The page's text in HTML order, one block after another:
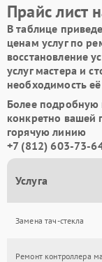
Прайс лист
В таблице
ценам услуг по
восстановление
услуг мастера и
необходимость
Более
конкретно вашей
горячую линию
+7 (812) 603-73-
Услуга
Замена тач-стекла
Ремонт контроллера